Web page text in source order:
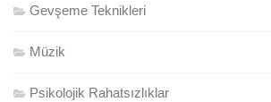
Gevşeme Teknikleri
Müzik
Psikolojik Rahatsızlıklar